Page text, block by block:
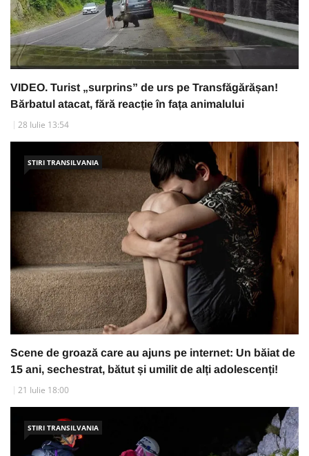
VIDEO. Turist „surprins” de urs pe Transfăgărășan!
Bărbatul atacat, fără reacție în fața animalului
28 Iulie 13:54
STIRI TRANSILVANIA
Scene de groază care au ajuns pe internet: Un băiat de
15 ani, sechestrat, bătut și umilit de alți adolescenți!
21 Iulie 18:00
STIRI TRANSILVANIA